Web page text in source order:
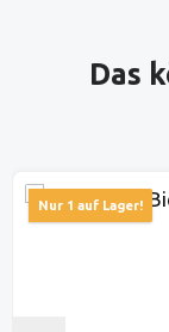
ProduktgalerieDas
Nur 1 auf Lager!